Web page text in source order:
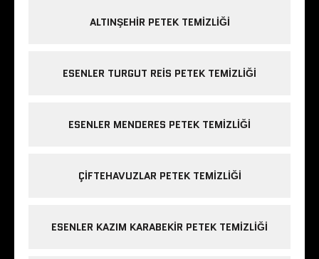
ALTINŞEHIR PETEK TEMIZLIĞI
ESENLER TURGUT REIS PETEK TEMIZLIĞI
ESENLER MENDERES PETEK TEMIZLIĞI
ÇIFTEHAVUZLAR PETEK TEMIZLIĞI
ESENLER KAZIM KARABEKIR PETEK TEMIZLIĞI